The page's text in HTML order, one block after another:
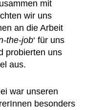
mit
wir uns
an die Arbeit
the-job‘ für uns
probierten uns
aus.
war unseren
besonders